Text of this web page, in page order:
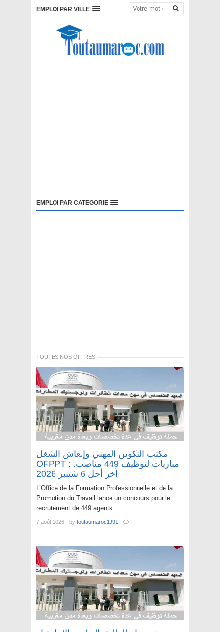
EMPLOI PAR VILLE
EMPLOI PAR CATEGORIE
TOUTES NOS OFFRES
مكتب التكوين المهني وإنعاش الشغل
OFPPT : مباريات لتوظيف 449 مناصب.
آخر أجل 6 شتنبر 2026
L’Office de la Formation Professionnelle et de la
Promotion du Travail lance un concours pour le
recrutement de 449 agents.…
7 août 2026 · by toutaumaroc1991 ·